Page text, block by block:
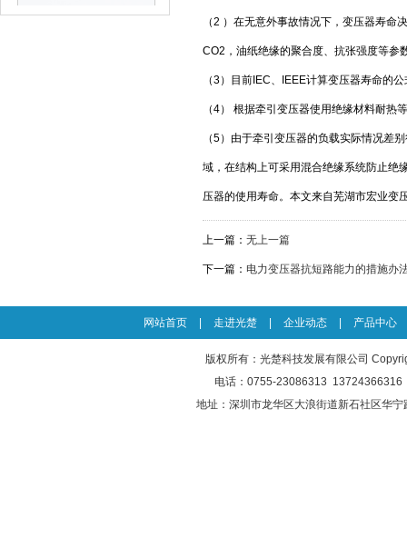
低频变压器9
（2 ）在无意外事故情况下，变压器寿
CO2，油纸绝缘的聚合度、抗张强度等参
（3）目前IEC、IEEE计算变压器寿命的
（4） 根据牵引变压器使用绝缘材料耐
（5）由于牵引变压器的负载实际情况差
域，在结构上可采用混合绝缘系统防止绝
压器的使用寿命。本文来自芜湖市宏业变
上一篇： 无上一篇
下一篇： 电力变压器抗短路能力的措施办
网站首页 走进光楚 企业动态 产品中心
版权所有：光楚科技发展有限公司
电话：0755-23086313
地址：深圳市龙华区大浪街道新石社区华